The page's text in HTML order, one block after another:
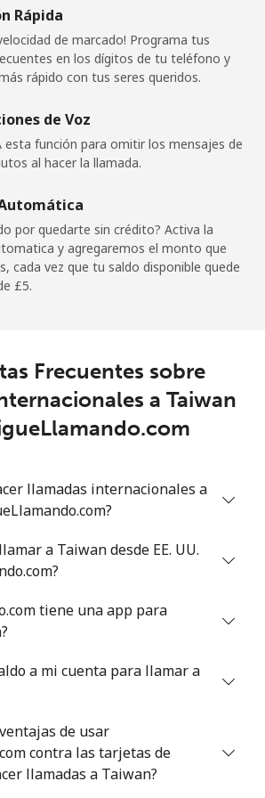
42 min por ⁦£10⁩ -
Tobago
80 min por ⁦£10⁩
60 min por ⁦£10⁩
Rápida
de marcado! Programa tus
en los dígitos de tu teléfono y
rápido con tus seres queridos.
de Voz
esta función para omitir los mensajes de
al hacer la llamada.
por quedarte sin crédito? Activa la
y agregaremos el monto que
cada vez que tu saldo disponible quede
⁦£5⁩.
Frecuentes sobre
a Taiwan
llamadas internacionales a
a Taiwan desde EE. UU.
tiene una app para
a mi cuenta para llamar a
de usar
contra las tarjetas de
llamadas a Taiwan?